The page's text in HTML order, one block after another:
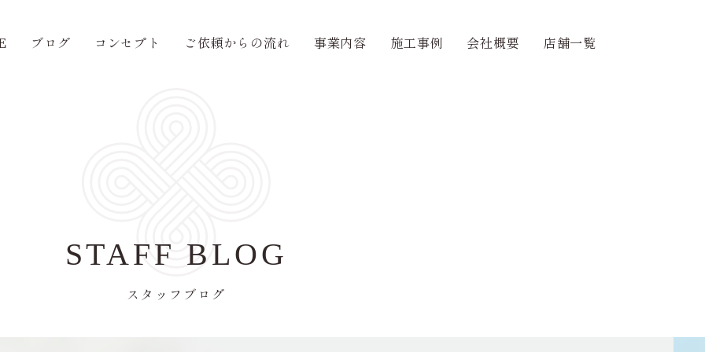
ブログ コンセプト ご依頼からの流れ 事業内容 施工事例 会社概要 店舗一覧
STAFF BLOG
スタッフブログ